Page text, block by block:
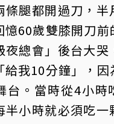
條腿都開過刀，半
60歲雙膝開刀前
夜總會」後台大哭
給我10分鐘」，因
台。當時從4小時
半小時就必須吃一